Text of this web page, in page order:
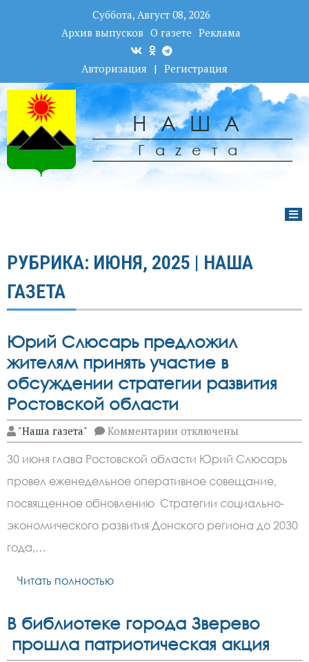
Суббота, Август 08, 2026
Архив выпусков О газете Реклама
Авторизация | Регистрация
НАША
Гаzета
РУБРИКА: ИЮНЯ, 2025 | НАША
ГАЗЕТА
Юрий Слюсарь предложил
жителям принять участие в
обсуждении стратегии развития
Ростовской области
"Наша газета" Комментарии к
записи
Юрий
Слюсарь
предложил
жителям
принять
участие
в
обсуждении
отключены
30 июня глава Ростовской области Юрий Слюсарь
провел еженедельное оперативное совещание,
посвященное обновлению Стратегии социально-
экономического развития Донского региона до 2030
года,…
Читать полностью
В библиотеке города Зверево
прошла патриотическая акция